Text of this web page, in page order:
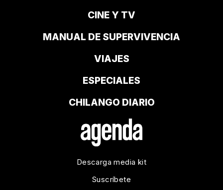
CINE Y TV
MANUAL DE SUPERVIVENCIA
VIAJES
ESPECIALES
CHILANGO DIARIO
Descarga media kit
Suscríbete